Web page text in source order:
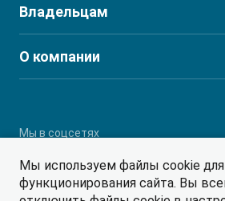
J7
RF8
Выбор и покупка
Финансы и услуги
Владельцам
Сервис
Поддержка
О компании
Партнеры
Мы в соцсетях
Мы используем файлы cookie для
функционирования сайта. Вы